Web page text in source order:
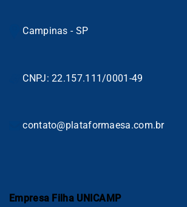
Campinas - SP
CNPJ: 22.157.111/0001-49
contato@plataformaesa.com.br
Empresa Filha UNICAMP